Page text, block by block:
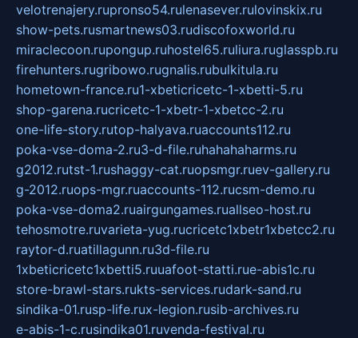
velotrenajery.rupronso54.rulenasever.rulovinskix.ru
show-pets.rusmartnews03.rudiscofoxworld.ru
miraclecoon.rupongup.ruhostel65.ruliura.ruglasspb.ru
firehunters.rugribowo.rugnalis.rubulkitula.ru
hometown-france.ru1-xbeticricetc-1-xbetti-5.ru
shop-garena.rucricetc-1-xbetr-1-xbetcc-2.ru
one-life-story.rutop-halyava.ruaccounts112.ru
poka-vse-doma-2.ru3-d-file.ruhahahaharms.ru
g2012.rutst-1.rushaggy-cat.ruopsmgr.ruev-gallery.ru
g-2012.ruops-mgr.ruaccounts-112.rucsm-demo.ru
poka-vse-doma2.ruairgungames.ruallseo-host.ru
tehosmotre.ruvarieta-yug.rucricetc1xbetr1xbetcc2.ru
raytor-d.ruatillagunn.ru3d-file.ru
1xbeticricetc1xbetti5.ruuafoot-statti.rue-abis1c.ru
store-brawl-stars.rukts-services.rudark-sand.ru
sindika-01.rusp-life.rux-legion.rusib-archives.ru
e-abis-1-c.rusindika01.ruvenda-festival.ru